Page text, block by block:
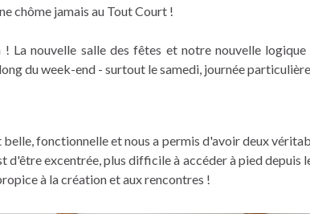
chôme jamais au Tout Court !
La nouvelle salle des fêtes et notre nouvelle
du week-end - surtout le samedi, journée
belle, fonctionnelle et nous a permis d'avoir deux
d'être excentrée, plus difficile à accéder à pied
à la création et aux rencontres !